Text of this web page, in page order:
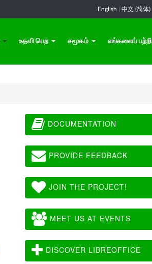
English 中文 (简体)
உதவி பெற சமூகம் எங்களைப் பற்றி
DOCUMENTATION
PROVIDE FEEDBACK
JOIN THE PROJECT!
MEET US AT EVENTS
DISCOVER LIBREOFFICE